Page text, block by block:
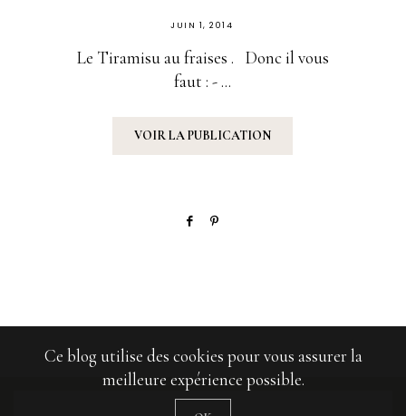
PUBLIÉ
SUR
JUIN 1, 2014
Le Tiramisu au fraises . Donc il vous
faut : - ...
VOIR LA PUBLICATION
Ce blog utilise des cookies pour vous assurer la
meilleure expérience possible.